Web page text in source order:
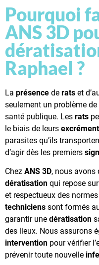
Pourquoi
ANS 3D
Raphael ?
La présence de rats et
seulement un problème
santé publique. Les rats
le biais de leurs
parasites qu’ils
d’agir dès les premiers
Chez ANS 3D, nous avons
dératisation qui repose
et respectueux des
techniciens sont formés
garantir une dératisation
des lieux. Nous assurons
intervention pour vérifier
prévenir toute nouvelle